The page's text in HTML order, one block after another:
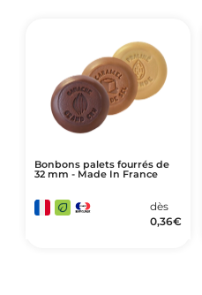
Art de Vivre à la Française
Plantes et Graines
Bien être & Sécurité
Accessoires Auto & Vélo
PLV & Mobiliers Pub
Packaging sur-mesure
Bonbons palets fourrés de
32 mm - Made In France
dès
0,36€